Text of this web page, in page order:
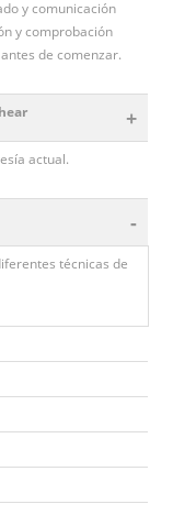
y comunicación
y comprobación
de comenzar.
+
actual.
-
técnicas de